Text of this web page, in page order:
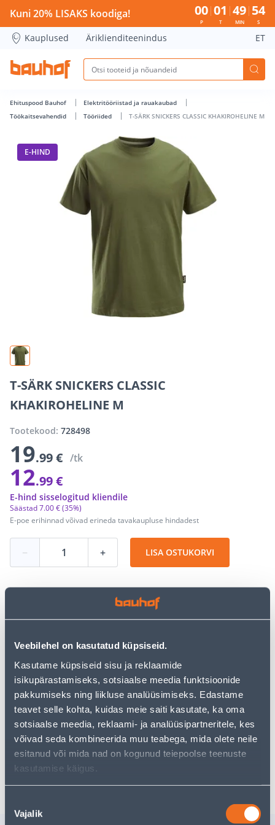
Veebilehel on kasutatud küpsiseid.
Kasutame küpsiseid sisu ja reklaamide
isikupärastamiseks, sotsiaalse meedia funktsioonide
pakkumiseks ning liikluse analüüsimiseks. Edastame
teavet selle kohta, kuidas meie saiti kasutate, ka oma
sotsiaalse meedia, reklaami- ja analüüsipartneritele, kes
võivad seda kombineerida muu teabega, mida olete neile
esitanud või mida nad on kogunud teiepoolse teenuste
kasutamise käigus.
valik
Vajalik
T-SÄRK SNICKERS CLASSIC KHAKIROHELINE M - Bauhof has
Kuni 20% LISAKS koodiga! 00
P
01
T
49
MIN
54
S
Kauplused Äriklienditeenindus ET
Ehituspood Bauhof
Elektritööriistad ja rauakaubad
Töökaitsevahendid
Tööriided T-SÄRK SNICKERS CLASSIC KHAKIROHELINE M
E-HIND
T-SÄRK SNICKERS CLASSIC
KHAKIROHELINE M
Tootekood: 728498
19.99 € /tk
12.99 €
E-poe erihinnad võivad erineda tavakaupluse hindadest
Säästad7.00 €(35%)
E-hind sisselogitud kliendile
− + LISA OSTUKORVI
Vaata saadavust
• Mugav puuvillane t-särk.
• Suurus M, värvus khakiroheline.
• 14-päevane tagastusõigus.
Eeldatav kojuvedu 3,69 € al. 2-5 tööpäeva
Tarne pakiautomaati al. 2,29 € al. 2-5 tööpäeva
Poest kätte, alates 06.08.2026